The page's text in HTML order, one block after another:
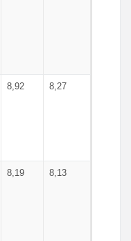
8,92 8,27
8,19 8,13